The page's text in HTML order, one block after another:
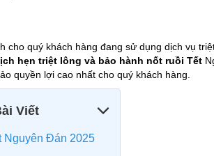
cho quý khách hàng đang sử dụng dịch vụ
hẹn triệt lông và bảo hành nốt ruồi Tết
quyền lợi cao nhất cho quý khách hàng.
Viết
Nguyên Đán 2025